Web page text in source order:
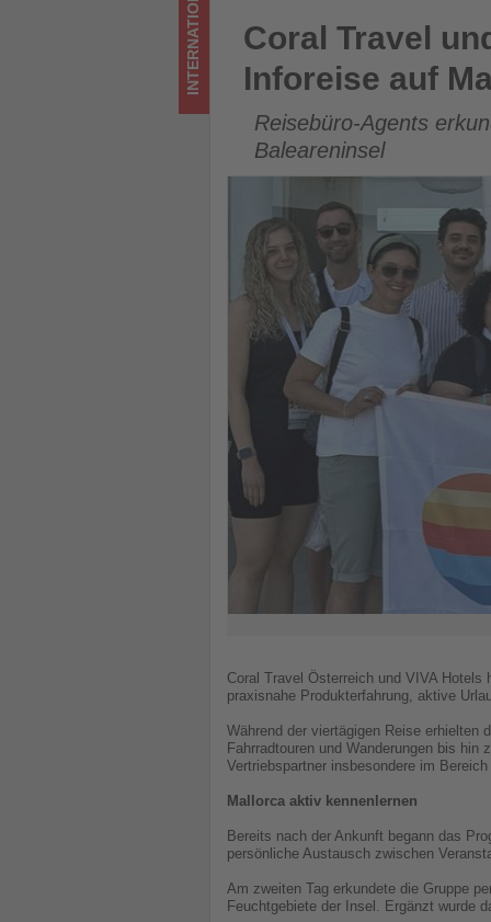
Coral Travel und VIVA
INTERNATIONAL
Coral Travel
Inforeise auf
Reisebüro-Agents
Baleareninsel
Coral Travel Österreich und VIVA
praxisnahe Produkterfahrung, aktive
Während der viertägigen Reise erhielten
Fahrradtouren und Wanderungen bis
Vertriebspartner insbesondere im
Mallorca aktiv kennenlernen
Bereits nach der Ankunft begann das
persönliche Austausch zwischen
Am zweiten Tag erkundete die Gruppe
Feuchtgebiete der Insel. Ergänzt wurde